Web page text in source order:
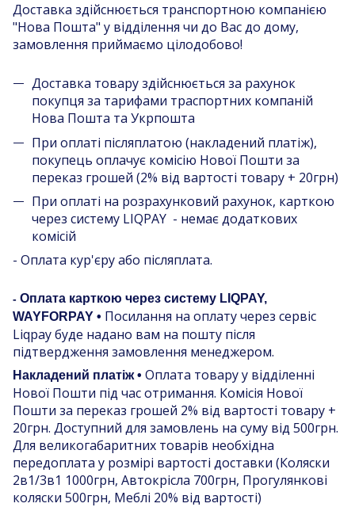
Доставка здійснюється транспортною компанією
"Нова Пошта" у відділення чи до Вас до дому,
замовлення приймаємо цілодобово!
Доставка товару здійснюється за рахунок
покупця за тарифами траспортних компаній
Нова Пошта та Укрпошта
При оплаті післяплатою (накладений платіж),
покупець оплачує комісію Нової Пошти за
переказ грошей (2% від вартості товару + 20грн)
При оплаті на розрахунковий рахунок, карткою
через систему LIQPAY - немає додаткових
комісій
- Оплата кур'єру або післяплата.
- Оплата карткою через систему LIQPAY,
WAYFORPAY • Посилання на оплату через сервіс
Liqpay буде надано вам на пошту після
підтвердження замовлення менеджером.
Накладений платіж • Оплата товару у відділенні
Нової Пошти під час отримання. Комісія Нової
Пошти за переказ грошей 2% від вартості товару +
20грн. Доступний для замовлень на суму від 500грн.
Для великогабаритних товарів необхідна
передоплата у розмірі вартості доставки (Коляски
2в1/3в1 1000грн, Автокрісла 700грн, Прогулянкові
коляски 500грн, Меблі 20% від вартості)